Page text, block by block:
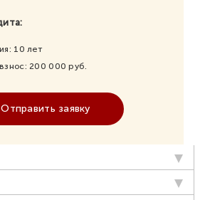
10 лет
200 000 руб.
Отправить заявку